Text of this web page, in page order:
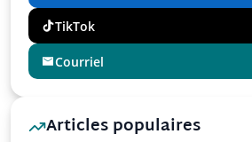
TikTok
Courriel
Articles populaires